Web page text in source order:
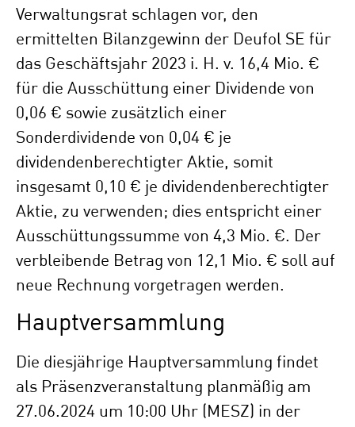
Verwaltungsrat schlagen vor, den
ermittelten Bilanzgewinn der Deufol SE für
das Geschäftsjahr 2023 i. H. v. 16,4 Mio. €
für die Ausschüttung einer Dividende von
0,06 € sowie zusätzlich einer
Sonderdividende von 0,04 € je
dividendenberechtigter Aktie, somit
insgesamt 0,10 € je dividendenberechtigter
Aktie, zu verwenden; dies entspricht einer
Ausschüttungssumme von 4,3 Mio. €. Der
verbleibende Betrag von 12,1 Mio. € soll auf
neue Rechnung vorgetragen werden.
Hauptversammlung
Die diesjährige Hauptversammlung findet
als Präsenzveranstaltung planmäßig am
27.06.2024 um 10:00 Uhr (MESZ) in der